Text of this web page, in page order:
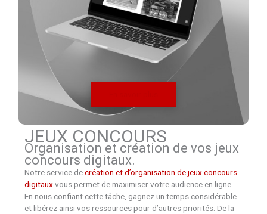
JEUX CONCOURS
Organisation et création de vos jeux
concours digitaux.
Notre service decréation et d’organisation de jeux concours
digitauxvous permet de maximiser votre audience en ligne.
En nous confiant cette tâche, gagnez un temps considérable
et libérez ainsi vos ressources pour d’autres priorités. De la